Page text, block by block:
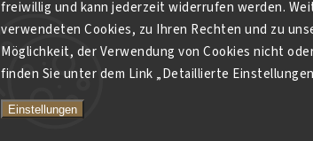
freiwillig und kann jederzeit widerrufen werden.
verwendeten Cookies, zu Ihren Rechten und zu
Möglichkeit, der Verwendung von Cookies nicht
finden Sie unter dem Link „Detaillierte
Einstellungen